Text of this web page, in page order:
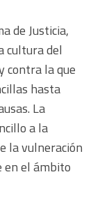
de Justicia,
cultura del
contra la que
hasta
La
a la
la vulneración
en el ámbito